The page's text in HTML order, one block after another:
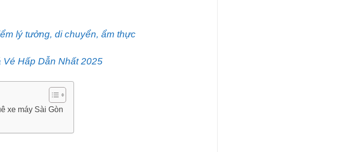
lý tưởng, di chuyển, ẩm thực
Vé Hấp Dẫn Nhất 2025
xe máy Sài Gòn